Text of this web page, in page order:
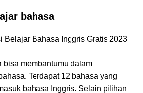
bahasa
bisa membantumu dalam
Terdapat 12 bahasa yang
bahasa Inggris. Selain pilihan